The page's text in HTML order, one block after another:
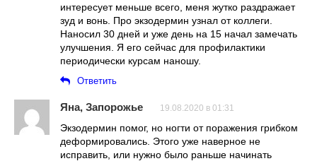
интересует меньше всего, меня жутко раздражает
зуд и вонь. Про экзодермин узнал от коллеги.
Наносил 30 дней и уже день на 15 начал замечать
улучшения. Я его сейчас для профилактики
периодически курсам наношу.
Ответить
Яна, Запорожье 19.08.2020 в 01:31
Экзодермин помог, но ногти от поражения грибком
деформировались. Этого уже наверное не
исправить, или нужно было раньше начинать